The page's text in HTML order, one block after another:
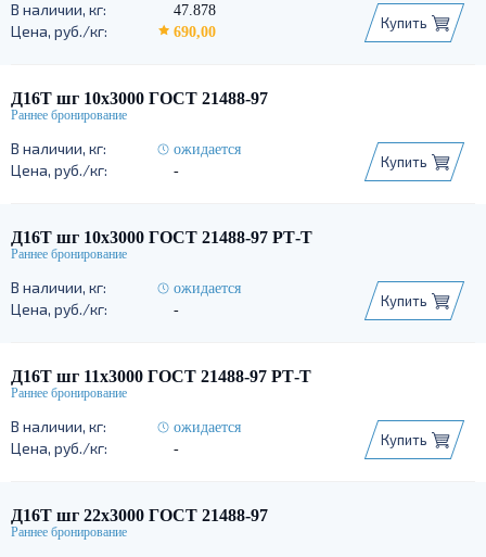
47.878
690,00
Купить
Д16Т шг 10х3000 ГОСТ 21488-97
ожидается
-
Купить
Д16Т шг 10х3000 ГОСТ 21488-97 РТ-Т
ожидается
-
Купить
Д16Т шг 11х3000 ГОСТ 21488-97 РТ-Т
ожидается
-
Купить
Д16Т шг 22х3000 ГОСТ 21488-97